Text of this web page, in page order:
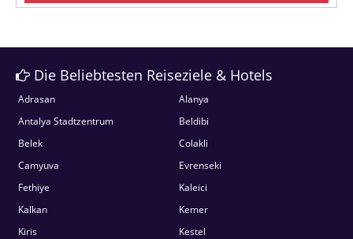
Die Beliebtesten Reiseziele & Hotels
Adrasan
Alanya
Antalya Stadtzentrum
Beldibi
Belek
Colakli
Camyuva
Evrenseki
Fethiye
Kaleici
Kalkan
Kemer
Kiris
Kestel